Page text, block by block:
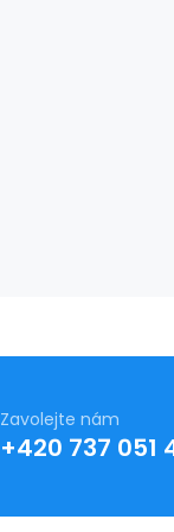
Zavolejte nám
+420 737 051